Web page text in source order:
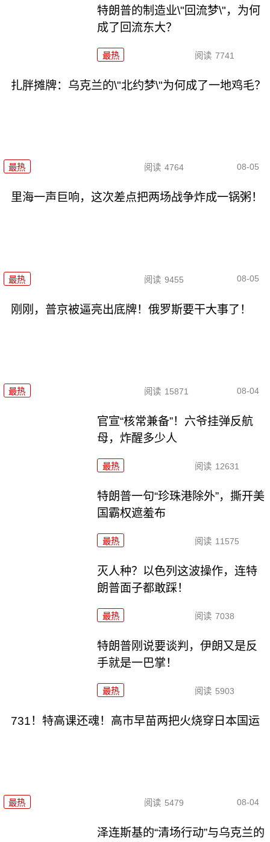
特朗普的制造业\"回流梦\"，为何
成了回流东大？
最热 阅读 7741
扎胖摊牌：乌克兰的\"北约梦\"为何成了一地鸡毛？
最热 阅读 4764 08-05
里海一声巨响，这次差点把两场战争炸成一锅粥！
最热 阅读 9455 08-05
刚刚，普京被逼亮出底牌！俄罗斯要干大事了！
最热 阅读 15871 08-04
官宣“核常兼备”！六爷挂弹反航
母，炸醒多少人
最热 阅读 12631
特朗普一句“珍珠港除外”，撕开美
国霸权遮羞布
最热 阅读 11575
灭人种？以色列这波操作，连特
朗普面子都敢踩！
最热 阅读 7038
特朗普刚说要谈判，伊朗又是反
手就是一巴掌！
最热 阅读 5903
731！特高课还魂！高市早苗两把火烧穿日本国运
最热 阅读 5479 08-04
泽连斯基的“清场行动”与乌克兰的